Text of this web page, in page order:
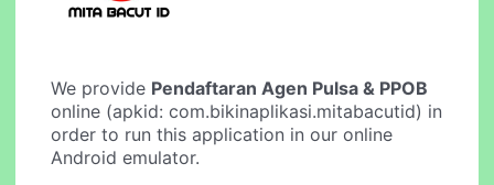
We provide Pendaftaran Agen Pulsa & PPOB
online (apkid: com.bikinaplikasi.mitabacutid) in
order to run this application in our online
Android emulator.